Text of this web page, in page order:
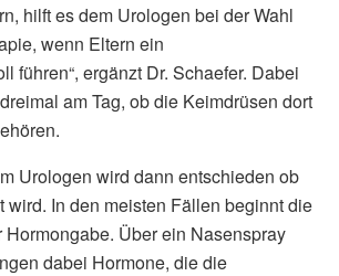
hilft es dem Urologen bei der Wahl
wenn Eltern ein
führen“, ergänzt Dr. Schaefer. Dabei
am Tag, ob die Keimdrüsen dort
Urologen wird dann entschieden ob
wird. In den meisten Fällen beginnt die
Über ein Nasenspray
dabei Hormone, die die